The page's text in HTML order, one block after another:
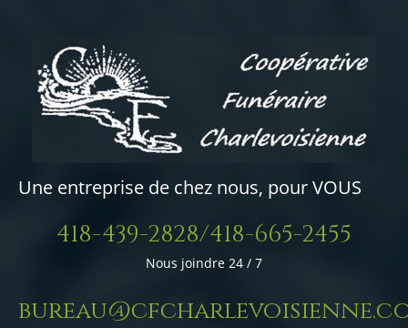
Une entreprise de chez nous, pour VOUS
418-439-2828/418-665-2455
Nous joindre 24 / 7